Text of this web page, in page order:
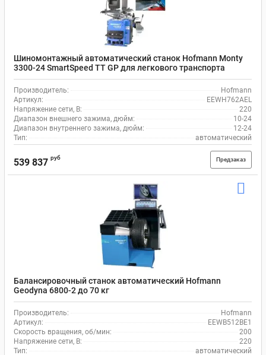
Шиномонтажный автоматический станок Hofmann Monty
3300-24 SmartSpeed TT GP для легкового транспорта
Производитель:
Hofmann
Артикул:
EEWH762AEL
Напряжение сети, В:
220
Диапазон внешнего зажима, дюйм:
10-24
Диапазон внутреннего зажима, дюйм:
12-24
Тип:
автоматический
539 837 руб Предзаказ
Балансировочный станок автоматический Hofmann
Geodyna 6800-2 до 70 кг
Производитель:
Hofmann
Артикул:
EEWB512BE1
Скорость вращения, об/мин:
200
Напряжение сети, В:
220
Тип:
автоматический